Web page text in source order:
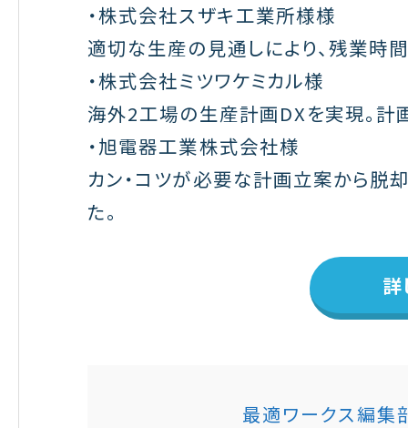
・株式会社スザキ工業所様様
適切な生産の見通しにより、残業時
・株式会社ミツワケミカル様
海外2工場の生産計画DXを実現。計
・旭電器工業株式会社様
カン・コツが必要な計画立案から脱
た。
詳
最適ワークス編集